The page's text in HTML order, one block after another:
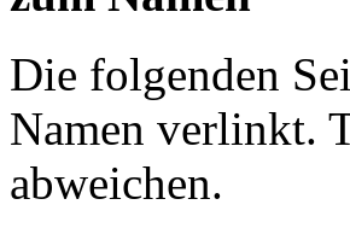
Die folgenden
Namen verlinkt.
abweichen.